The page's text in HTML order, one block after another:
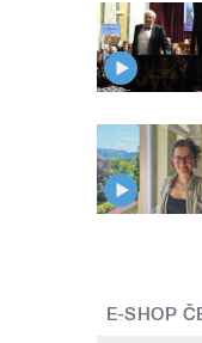
E-SHOP